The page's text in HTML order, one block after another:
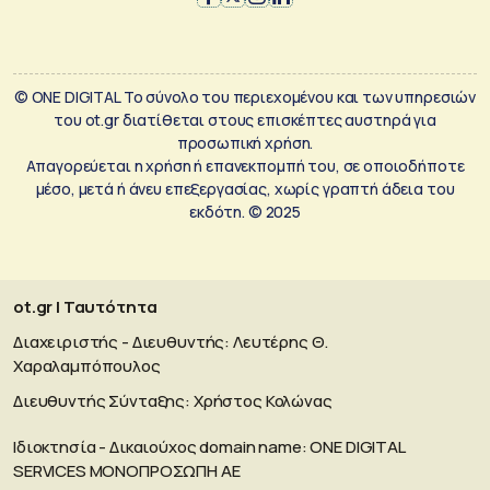
© ONE DIGITAL Το σύνολο του περιεχομένου και των υπηρεσιών
του ot.gr διατίθεται στους επισκέπτες αυστηρά για
προσωπική χρήση.
Απαγορεύεται η χρήση ή επανεκπομπή του, σε οποιοδήποτε
μέσο, μετά ή άνευ επεξεργασίας, χωρίς γραπτή άδεια του
εκδότη. © 2025
ot.gr | Ταυτότητα
Διαχειριστής - Διευθυντής: Λευτέρης Θ.
Χαραλαμπόπουλος
Διευθυντής Σύνταξης: Χρήστος Κολώνας
Ιδιοκτησία - Δικαιούχος domain name: ΟΝΕ DIGITAL
SERVICES MONOΠΡΟΣΩΠΗ ΑΕ